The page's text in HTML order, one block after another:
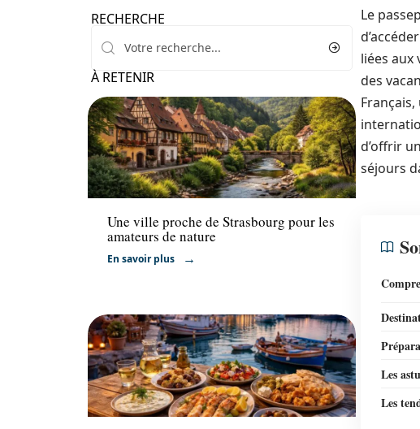
RECHERCHE
À RETENIR
Voyage
Une ville proche de Strasbourg pour les
amateurs de nature
En savoir plus
Hébergement
Le
liées aux
des
d’offrir
séjours
Les
Les